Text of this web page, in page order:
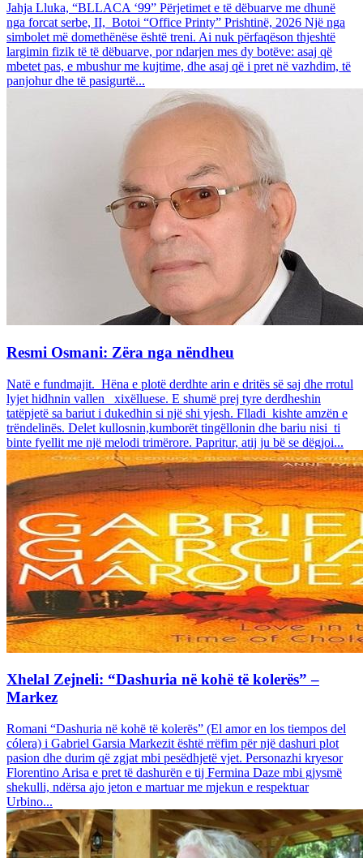
Jahja Lluka, “BLLACA ‘99” Përjetimet e të dëbuarve me dhunë
nga forcat serbe, II, Botoi “Office Printy” Prishtinë, 2026 Një nga
simbolet më domethënëse është treni. Ai nuk përfaqëson thjeshtë
largimin fizik të të dëbuarve, por ndarjen mes dy botëve: asaj që
mbetet pas, e mbushur me kujtime, dhe asaj që i pret në vazhdim, të
panjohur dhe të pasigurtë...
Resmi Osmani: Zëra nga nëndheu
Natë e fundmajit. Hëna e plotë derdhte arin e dritës së saj dhe rrotul
lyjet hidhnin vallen xixëlluese. E shumë prej tyre derdheshin
tatëpjetë sa bariut i dukedhin si një shi yjesh. Flladi kishte amzën e
trëndelinës. Delet kullosnin,kumborët tingëllonin dhe bariu nisi ti
binte fyellit me një melodi trimërore. Papritur, atij ju bë se dëgjoi...
Xhelal Zejneli: “Dashuria në kohë të kolerës” –
Markez
Romani “Dashuria në kohë të kolerës” (El amor en los tiempos del
cólera) i Gabriel Garsia Markezit është rrëfim për një dashuri plot
pasion dhe durim që zgjat mbi pesëdhjetë vjet. Personazhi kryesor
Florentino Arisa e pret të dashurën e tij Fermina Daze mbi gjysmë
shekulli, ndërsa ajo jeton e martuar me mjekun e respektuar
Urbino...